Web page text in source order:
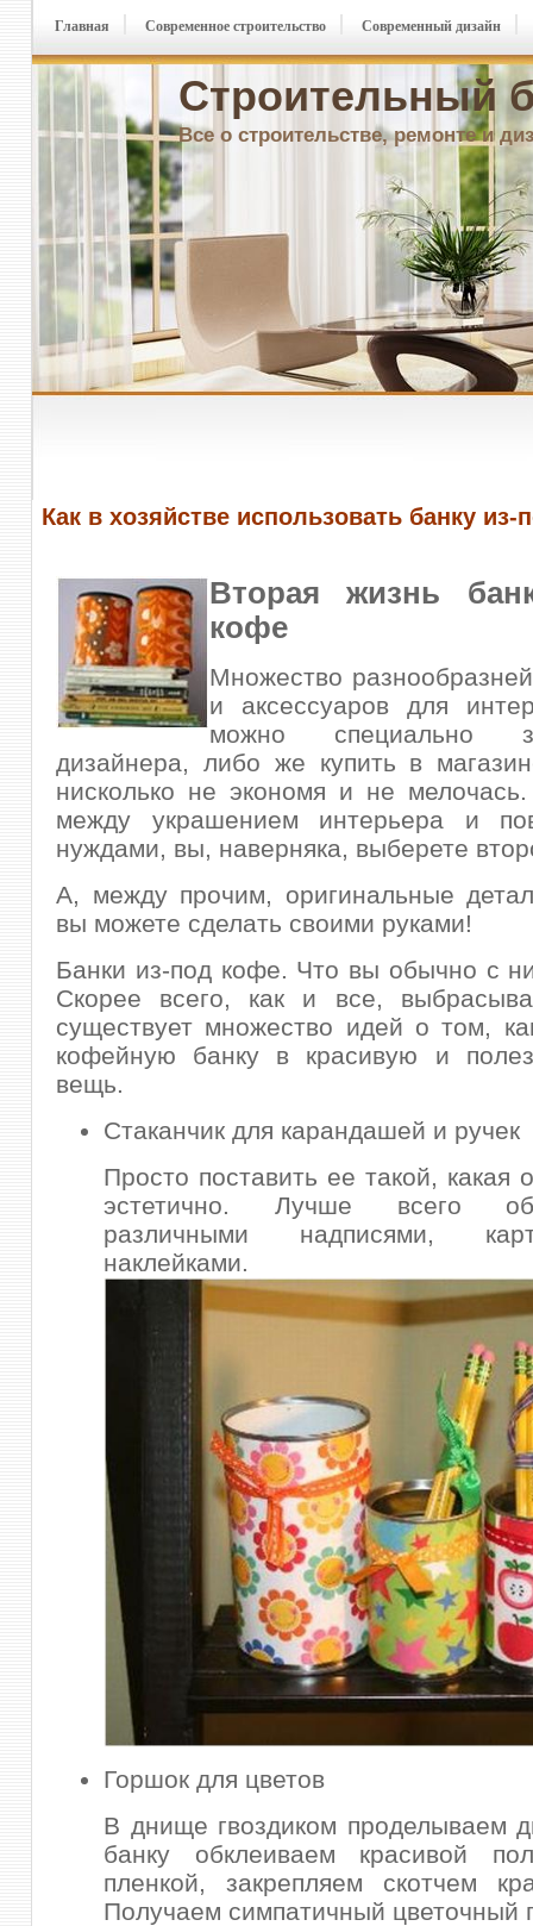
Строительный
Все о строительстве, ремонте и
Главная Современное строительство Современный дизайн
Как в хозяйстве использовать банку из-
Вторая жизнь
кофе
Множество
и аксессуаров для
можно специально
дизайнера, либо же купить в
нисколько не экономя и не
между украшением интерьера и
нуждами, вы, наверняка, выберете
А, между прочим, оригинальные
вы можете сделать своими руками!
Банки из-под кофе. Что вы обычно с
Скорее всего, как и все,
существует множество идей о том,
кофейную банку в красивую и
вещь.
Стаканчик для карандашей и ручек
Просто поставить ее такой, какая
эстетично. Лучше всего
различными надписями,
наклейками.
Горшок для цветов
В днище гвоздиком проделываем
банку обклеиваем красивой
пленкой, закрепляем скотчем
Получаем симпатичный цветочный